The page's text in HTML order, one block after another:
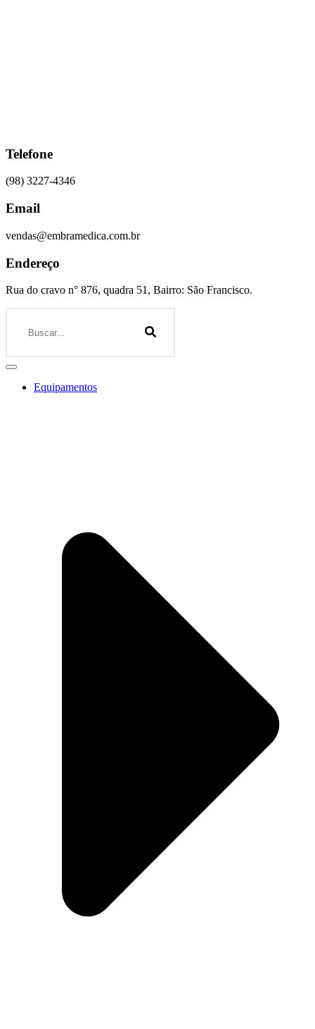
Telefone
(98) 3227-4346
Email
vendas@embramedica.com.br
Endereço
Rua do cravo n° 876, quadra 51, Bairro: São Francisco.
Equipamentos